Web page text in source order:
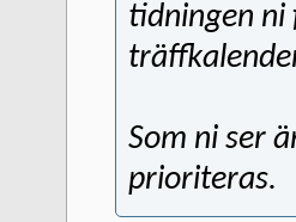
tidningen ni
Som ni ser
prioriteras.